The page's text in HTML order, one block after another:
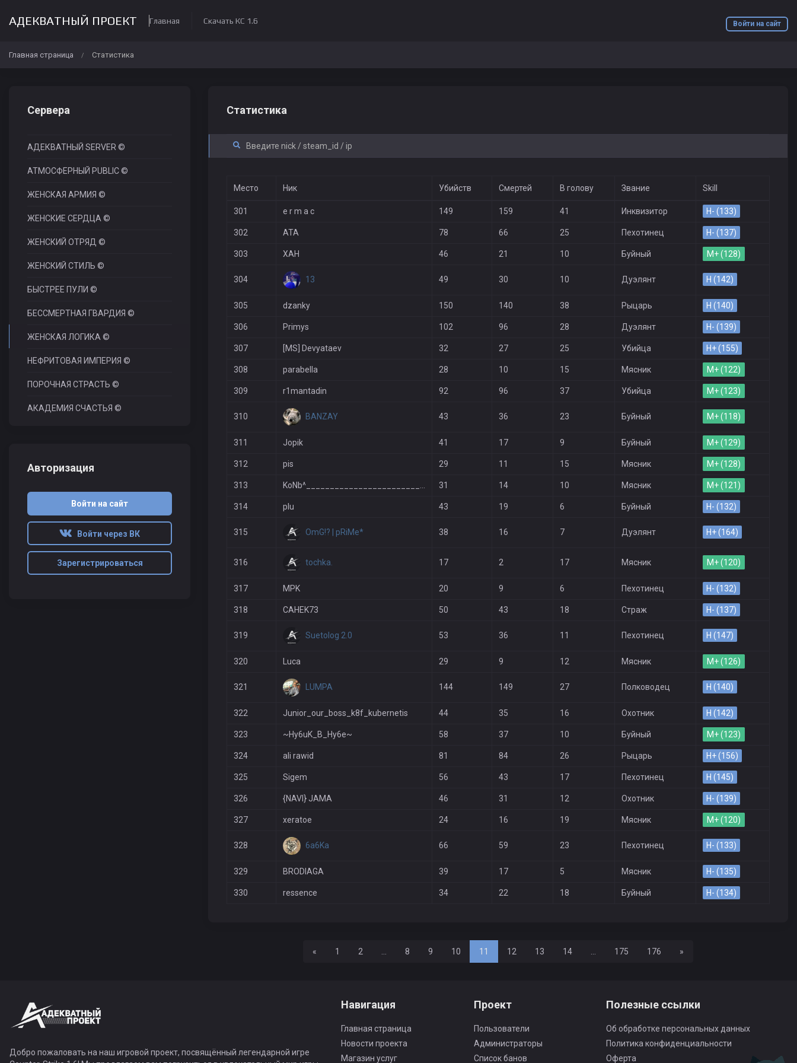
Войти на сайт
АДЕКВАТНЫЙ ПРОЕКТ Главная Скачать КС 1.6
Главная страница / Статистика
Статистика
Место Ник Убийств Смертей В голову Звание Skill
301 e r m a c 149 159 41 Инквизитор H- (133)
302 ATA 78 66 25 Пехотинец H- (137)
303 ХАН 46 21 10 Буйный M+ (128)
304 13 49 30 10 Дуэлянт H (142)
305 dzanky 150 140 38 Рыцарь H (140)
306 Primys 102 96 28 Дуэлянт H- (139)
307 [MS] Devyataev 32 27 25 Убийца H+ (155)
308 parabella 28 10 15 Мясник M+ (122)
309 r1mantadin 92 96 37 Убийца M+ (123)
310 BANZAY 43 36 23 Буйный M+ (118)
311 Jopik 41 17 9 Буйный M+ (129)
312 pis 29 11 15 Мясник M+ (128)
313 31 14 10 Мясник M+ (121)
314 plu 43 19 6 Буйный H- (132)
315 OmG!? | pRiMe* 38 16 7 Дуэлянт H+ (164)
316 tochka. 17 2 17 Мясник M+ (120)
317 MPK 20 9 6 Пехотинец H- (132)
318 CAHEK73 50 43 18 Страж H- (137)
319 Suetolog 2.0 53 36 11 Пехотинец H (147)
320 Luca 29 9 12 Мясник M+ (126)
321 LUMPA 144 149 27 Полководец H (140)
322 Junior_our_boss_k8f_kubernetis 44 35 16 Охотник H (142)
323 ~Hy6uK_B_Hy6e~ 58 37 10 Буйный M+ (123)
324 ali rawid 81 84 26 Рыцарь H+ (156)
325 Sigem 56 43 17 Пехотинец H (145)
326 {NAVI} JAMA 46 31 12 Охотник H- (139)
327 xeratoe 24 16 19 Мясник M+ (120)
328 6a6Ka 66 59 23 Пехотинец H- (133)
329 BRODIAGA 39 17 5 Мясник H- (135)
330 ressence 34 22 18 Буйный H- (134)
« Назад1 2 8 9 10 11 12 13 14 175 176 »
Сервера
АДЕКВАТНЫЙ SERVER ©
АТМОСФЕРНЫЙ PUBLIC ©
ЖЕНСКАЯ АРМИЯ ©
ЖЕНСКИЕ СЕРДЦА ©
ЖЕНСКИЙ ОТРЯД ©
ЖЕНСКИЙ СТИЛЬ ©
БЫСТРЕЕ ПУЛИ ©
БЕССМЕРТНАЯ ГВАРДИЯ ©
ЖЕНСКАЯ ЛОГИКА ©
НЕФРИТОВАЯ ИМПЕРИЯ ©
ПОРОЧНАЯ СТРАСТЬ ©
АКАДЕМИЯ СЧАСТЬЯ ©
Авторизация
Войти на сайт
Войти через ВК
Зарегистрироваться
Добро пожаловать на наш игровой проект, посвящённый легендарной игре
Навигация
Главная страница
Новости проекта
Магазин услуг
Проект
Пользователи
Администраторы
Список банов
Полезные ссылки
Об обработке персональных данных
Политика конфиденциальности
Оферта